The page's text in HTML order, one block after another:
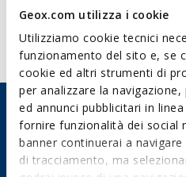
Geox.com utilizza i cookie
Utilizziamo cookie tecnici
funzionamento del sito e, se
cookie ed altri strumenti di
per analizzare la
ed annunci pubblicitari in
fornire funzionalità dei social
banner continuerai a
di tracciamento, ma
dirección distinta a la
Mostrar todos los artículos
¿No has
buscabas?